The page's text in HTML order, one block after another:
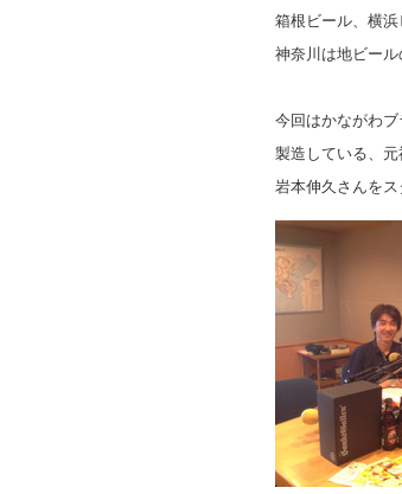
箱根ビール、横
神奈川は地ビー
今回はかながわ
製造している、
岩本伸久さんを